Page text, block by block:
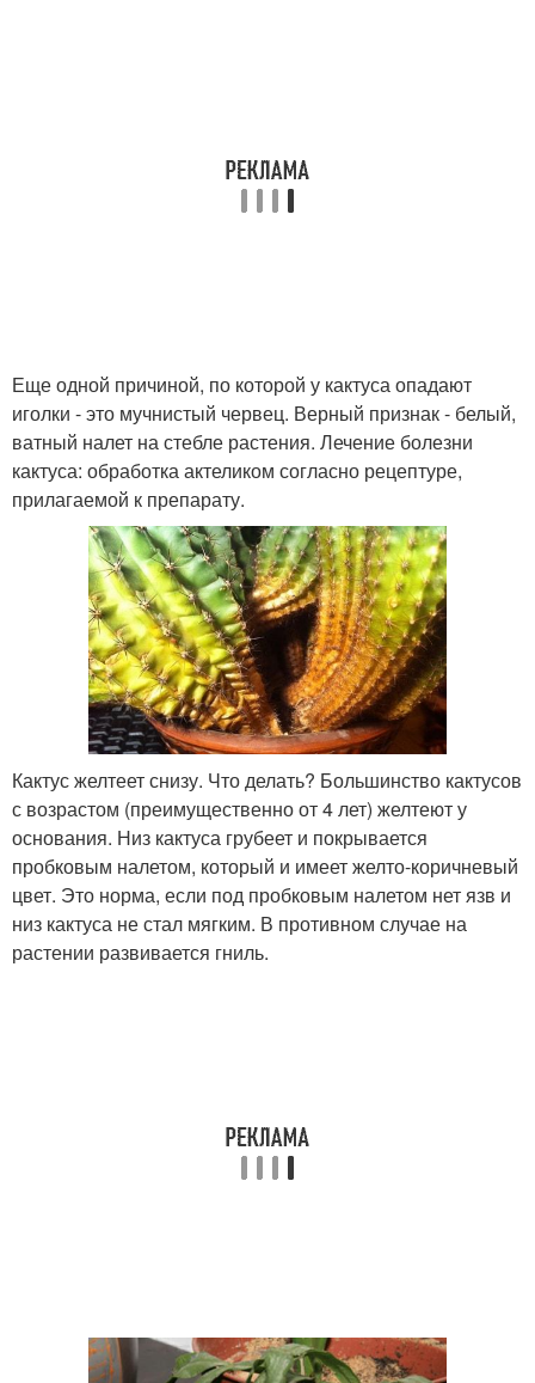
Еще одной причиной, по которой у кактуса опадают
иголки - это мучнистый червец. Верный признак - белый,
ватный налет на стебле растения. Лечение болезни
кактуса: обработка актеликом согласно рецептуре,
прилагаемой к препарату.
Кактус желтеет снизу. Что делать? Большинство кактусов
с возрастом (преимущественно от 4 лет) желтеют у
основания. Низ кактуса грубеет и покрывается
пробковым налетом, который и имеет желто-коричневый
цвет. Это норма, если под пробковым налетом нет язв и
низ кактуса не стал мягким. В противном случае на
растении развивается гниль.